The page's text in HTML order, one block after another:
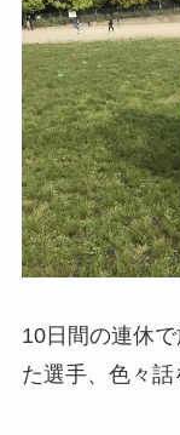
10日間の連休
た選手、色々話